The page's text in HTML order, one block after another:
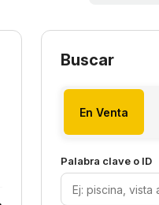
Buscar
En Venta
Palabra clave o ID